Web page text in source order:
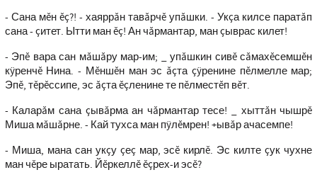
- Сана мĕн ĕç?! - хаяррăн тавăрчĕ упăшки. - Укçа килсе паратăп
сана - çитет. Ытти ман ĕç! Ан чăрмантар, ман çыврас килет!
- Эпĕ вара сан мăшăру мар-им; _ упăшкин сивĕ сăмахĕсемшĕн
кÿренчĕ Нина. - Мĕншĕн ман эс ăçта çÿренине пĕлмелле мар;
Эпĕ, тĕрĕссипе, эс ăçта ĕçленине те пĕлместĕп вĕт.
- Каларăм сана çывăрма ан чăрмантар тесе! _ хыттăн чышрĕ
Миша мăшăрне. - Кай тухса ман пÿлĕмрен! +ывăр ачасемпе!
- Миша, мана сан укçу çеç мар, эсĕ кирлĕ. Эс килте çук чухне
ман чĕре ыратать. Йĕркеллĕ ĕçрех-и эсĕ?